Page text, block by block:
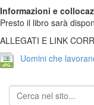
Informazioni e
Presto il libro sarà
ALLEGATI E LINK
Uomini che